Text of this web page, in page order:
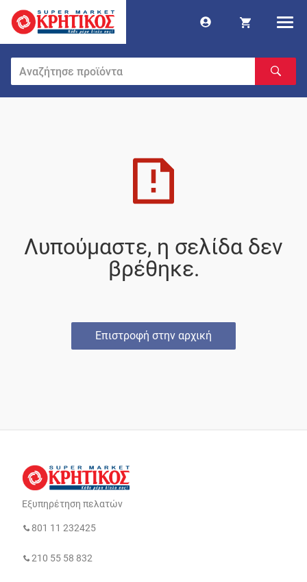
Λυπούμαστε, η σελίδα δεν
βρέθηκε.
Επιστροφή στην αρχική
Εξυπηρέτηση πελατών
801 11 232425
210 55 58 832